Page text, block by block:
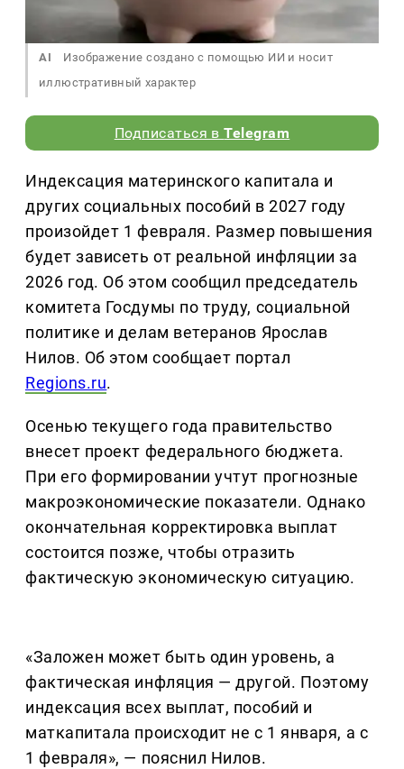
AI
Изображение создано с помощью ИИ и носит
иллюстративный характер
Подписаться вTelegram
Индексация материнского капитала и
других социальных пособий в 2027 году
произойдет 1 февраля. Размер повышения
будет зависеть от реальной инфляции за
2026 год. Об этом сообщил председатель
комитета Госдумы по труду, социальной
политике и делам ветеранов Ярослав
Нилов. Об этом сообщает портал
Regions.ru.
Осенью текущего года правительство
внесет проект федерального бюджета.
При его формировании учтут прогнозные
макроэкономические показатели. Однако
окончательная корректировка выплат
состоится позже, чтобы отразить
фактическую экономическую ситуацию.
«Заложен может быть один уровень, а
фактическая инфляция — другой. Поэтому
индексация всех выплат, пособий и
маткапитала происходит не с 1 января, а с
1 февраля», — пояснил Нилов.